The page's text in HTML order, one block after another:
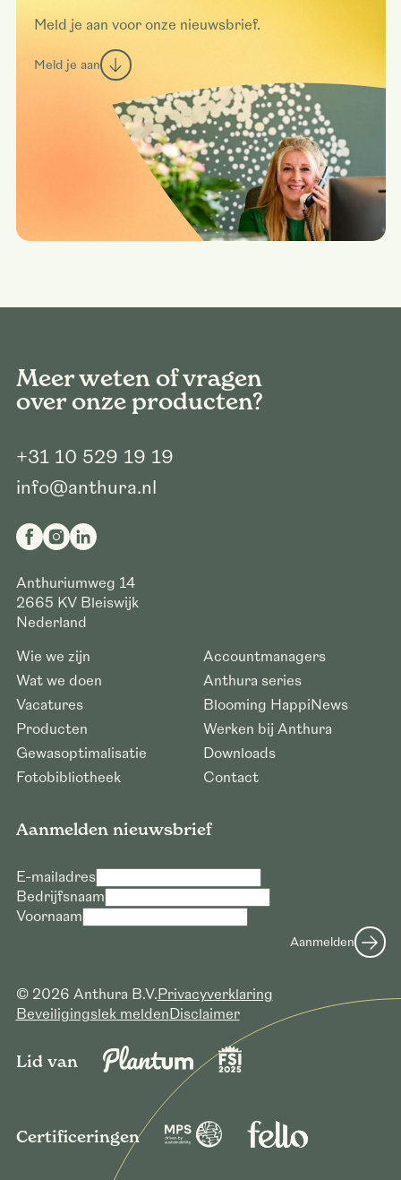
Meld je aan voor onze nieuwsbrief.
Meld je aan
Meer weten of vragen
over onze producten?
+31 10 529 19 19
info@anthura.nl
Anthuriumweg 14
2665 KV Bleiswijk
Nederland
Wie we zijn
Wat we doen
Vacatures
Producten
Gewasoptimalisatie
Fotobibliotheek
Accountmanagers
Anthura series
Blooming HappiNews
Werken bij Anthura
Downloads
Contact
Aanmelden nieuwsbrief
E-mailadres
Bedrijfsnaam
Voornaam
Aanmelden
© 2026 Anthura B.V.Privacyverklaring
Beveiligingslek meldenDisclaimer
Lid van
Certificeringen